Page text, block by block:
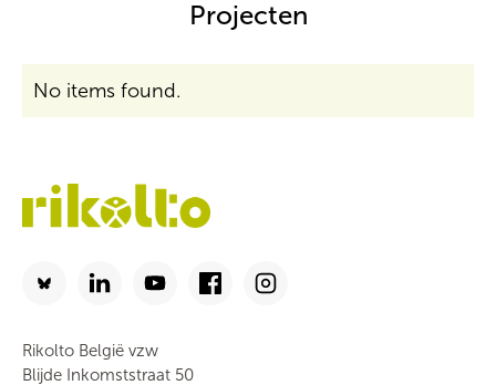
Projecten
No items found.
Rikolto België vzw
Blijde Inkomststraat 50